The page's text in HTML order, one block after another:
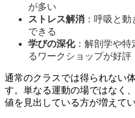
が多い
ストレス解消 ：呼吸と
できる
学びの深化：解剖学や特
るワークショップが好評
通常のクラスでは得られない
す。単なる運動の場ではなく
値を見出している方が増えて